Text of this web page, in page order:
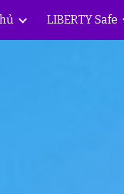
LIBERTY Safe